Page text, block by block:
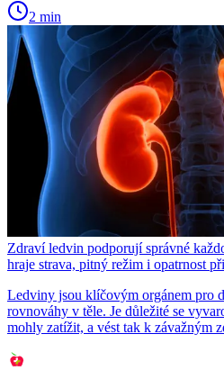
2 min
Zdraví ledvin podporují správné
hraje strava, pitný režim i opatrnost
Ledviny jsou klíčovým orgánem pro
rovnováhy v těle. Je důležité se
mohly zatížit, a vést tak k závažným